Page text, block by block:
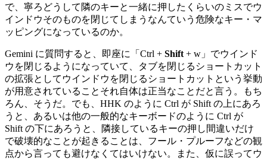
で、寧ろどうして隣のキーと一緒に押したくらいのミスでウ
インドウそのものを閉じてしまうなんていう危険なキー・マ
ッピングになっているのか。
Gemini に質問すると、即座に「Ctrl + Shift + w」でウインド
ウを閉じるようになっていて、タブを閉じるショートカット
の拡張としてウインドウを閉じるショートカットという挙動
が用意されていることそれ自体は正当なことだと言う。もち
ろん、そうだ。でも、HHK のように Ctrl が Shift の上にあろ
うと、あるいは他の一般的なキーボードのように Ctrl が
Shift の下にあろうと、隣接しているキーの押し間違いだけ
で破壊的なことが起きることは、フール・プルーフなどの観
点から言っても避けなくてはいけない。また、仮に誤ってウ